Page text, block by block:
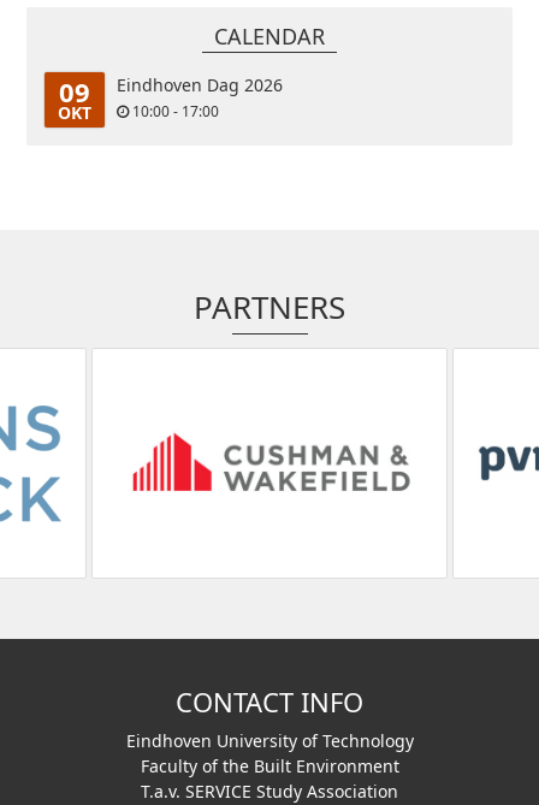
CALENDAR
09
OKT
Eindhoven Dag 2026
10:00 - 17:00
PARTNERS
CONTACT INFO
Eindhoven University of Technology
Faculty of the Built Environment
T.a.v. SERVICE Study Association